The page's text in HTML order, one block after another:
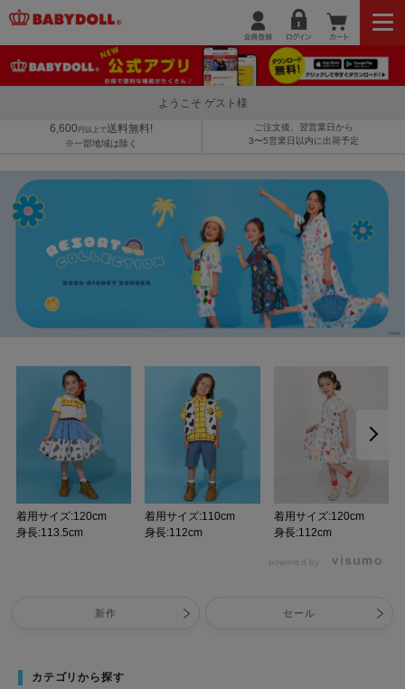
ようこそ ゲスト様
6,600 円以上で送料無料!
※一部地域は除く
ご注文後、翌営業日から
3〜5営業日以内に出荷予定
着用サイズ:120cm
身長:113.5cm
着用サイズ:110cm
身長:112cm
着用サイズ:120cm
身長:112cm
powered by
新作 セール
カテゴリから探す